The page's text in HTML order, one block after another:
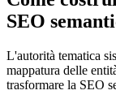
SEO
L'autorità tematica
mappatura delle
trasformare la SEO